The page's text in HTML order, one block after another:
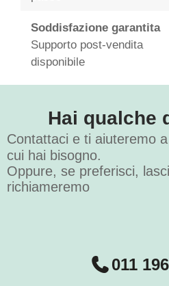
Soddisfazione garantita
Supporto post-vendita
disponibile
Hai qualche
Contattaci e ti aiuteremo
cui hai bisogno.
Oppure, se preferisci,
richiameremo
011